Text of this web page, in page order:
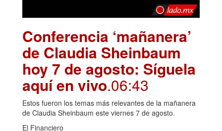
Conferencia ‘mañanera’
de Claudia Sheinbaum
hoy 7 de agosto: Síguela
aquí en vivo.06:43
Estos fueron los temas más relevantes de la mañanera
de Claudia Sheinbaum este viernes 7 de agosto.
El Financiero